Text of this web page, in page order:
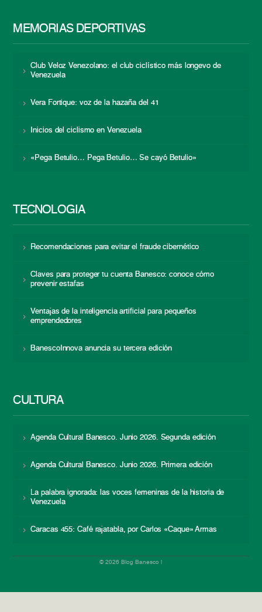
MEMORIAS DEPORTIVAS
Club Veloz Venezolano: el club ciclístico más longevo de
Venezuela
Vera Fortique: voz de la hazaña del 41
Inicios del ciclismo en Venezuela
«Pega Betulio… Pega Betulio… Se cayó Betulio»
TECNOLOGÍA
Recomendaciones para evitar el fraude cibernético
Claves para proteger tu cuenta Banesco: conoce cómo
prevenir estafas
Ventajas de la inteligencia artificial para pequeños
emprendedores
BanescoInnova anuncia su tercera edición
CULTURA
Agenda Cultural Banesco. Junio 2026. Segunda edición
Agenda Cultural Banesco. Junio 2026. Primera edición
La palabra ignorada: las voces femeninas de la historia de
Venezuela
Caracas 455: Café rajatabla, por Carlos «Caque» Armas
© 2026 Blog Banesco |